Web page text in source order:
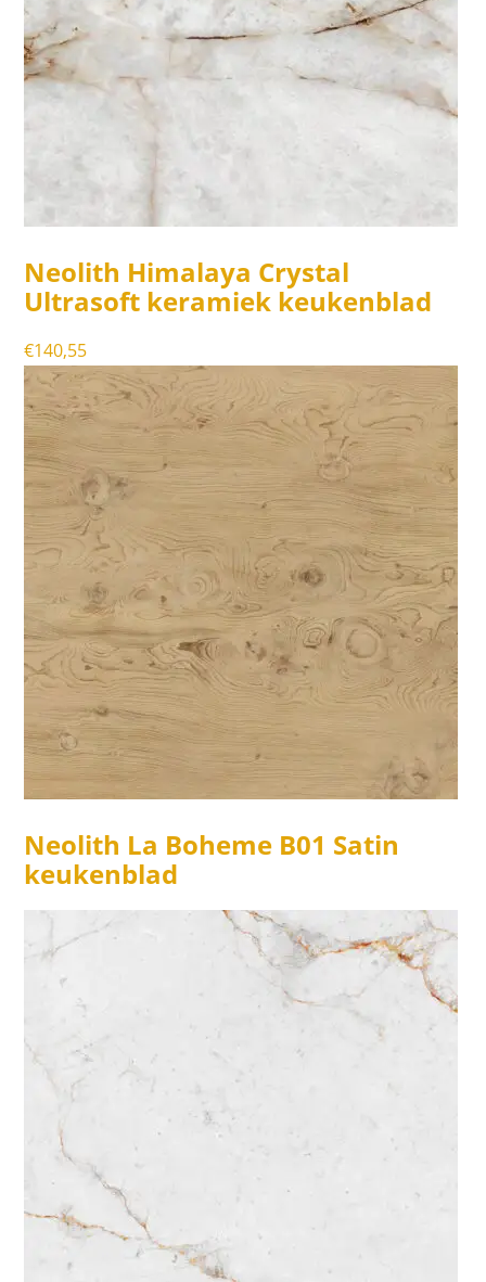
Neolith Himalaya Crystal
Ultrasoft keramiek keukenblad
€140,55
Neolith La Boheme B01 Satin
keukenblad